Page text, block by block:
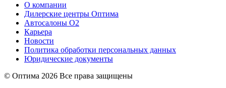
О компании
Дилерские центры Оптима
Автосалоны О2
Карьера
Новости
Политика обработки персональных данных
Юридические документы
© Оптима 2026 Все права защищены